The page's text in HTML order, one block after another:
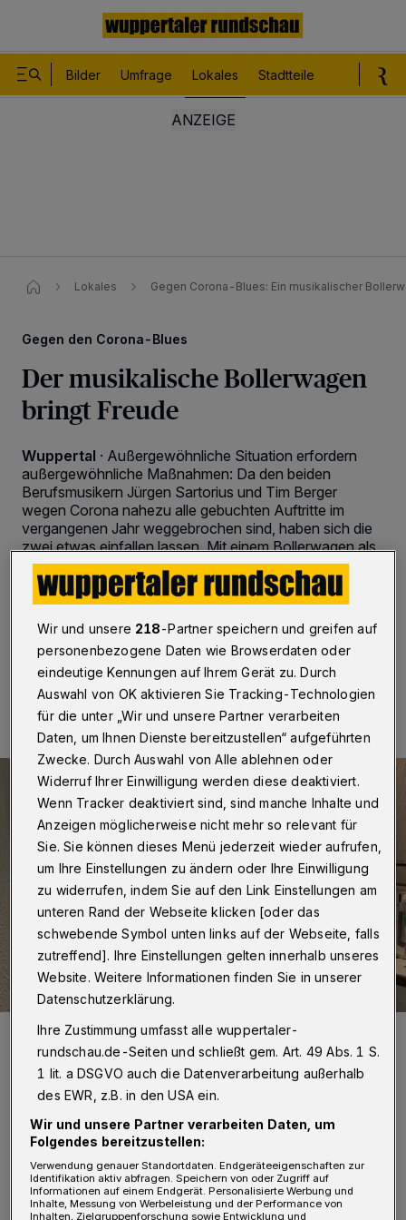
Bilder Umfrage Lokales Stadtteile
Lokales Gegen Corona-Blues: Ein musikalischer
Gegen den Corona-Blues
Der musikalische Bollerwagen
bringt Freude
Wuppertal · Außergewöhnliche Situation erfordern
außergewöhnliche Maßnahmen: Da den beiden
Berufsmusikern Jürgen Sartorius und Tim Berger
wegen Corona nahezu alle gebuchten Auftritte im
vergangenen Jahr weggebrochen sind, haben sich die
zwei etwas einfallen lassen. Mit einem Bollerwagen als
mobile Bühne tritt das Duo nun unter anderem in
Altenheimen im Aufzug hinter einer in der Tür
angebrachten Plexiglas-Schutzwand auf.
30.01.2021 , 18:00 Uhr 2 Minuten Lesezeit
Tim Berger (links) und Jürgen Sartorius fahren seit Ausbruch der
Corona-Pandemie mit einem Bollerwagen umher und machen
Musik.
Foto: privat
Von Milka Vidovic
Wir und unsere 218-Partner speichern und greifen auf
personenbezogene Daten wie Browserdaten oder
eindeutige Kennungen auf Ihrem Gerät zu. Durch
Auswahl von OK aktivieren Sie Tracking-Technologien
für die unter „Wir und unsere Partner verarbeiten
Daten, um Ihnen Dienste bereitzustellen“ aufgeführten
Zwecke. Durch Auswahl von Alle ablehnen oder
Widerruf Ihrer Einwilligung werden diese deaktiviert.
Wenn Tracker deaktiviert sind, sind manche Inhalte und
Anzeigen möglicherweise nicht mehr so relevant für
Sie. Sie können dieses Menü jederzeit wieder aufrufen,
um Ihre Einstellungen zu ändern oder Ihre Einwilligung
zu widerrufen, indem Sie auf den Link Einstellungen am
unteren Rand der Webseite klicken [oder das
schwebende Symbol unten links auf der Webseite, falls
zutreffend]. Ihre Einstellungen gelten innerhalb unseres
Website. Weitere Informationen finden Sie in unserer
Datenschutzerklärung.
Ihre Zustimmung umfasst alle wuppertaler-
rundschau.de-Seiten und schließt gem. Art. 49 Abs. 1 S.
1 lit. a DSGVO auch die Datenverarbeitung außerhalb
des EWR, z.B. in den USA ein.
Wir und unsere Partner verarbeiten Daten, um
Folgendes bereitzustellen:
Verwendung genauer Standortdaten. Endgeräteeigenschaften zur
Identifikation aktiv abfragen. Speichern von oder Zugriff auf
Informationen auf einem Endgerät. Personalisierte Werbung und
Inhalte, Messung von Werbeleistung und der Performance von
Inhalten, Zielgruppenforschung sowie Entwicklung und